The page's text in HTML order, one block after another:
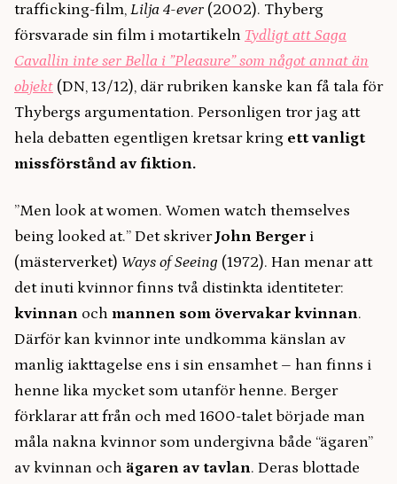
trafficking-film, Lilja 4-ever (2002). Thyberg
försvarade sin film i motartikeln Tydligt att Saga
Cavallin inte ser Bella i ”Pleasure” som något annat än
objekt (DN, 13/12), där rubriken kanske kan få tala för
Thybergs argumentation. Personligen tror jag att
hela debatten egentligen kretsar kring ett vanligt
missförstånd av fiktion.
”Men look at women. Women watch themselves
being looked at.” Det skriverJohn Berger i
(mästerverket) Ways of Seeing (1972). Han menar att
det inuti kvinnor finns två distinkta identiteter:
kvinnan och mannen som övervakar kvinnan.
Därför kan kvinnor inte undkomma känslan av
manlig iakttagelse ens i sin ensamhet – han finns i
henne lika mycket som utanför henne. Berger
förklarar att från och med 1600-talet började man
måla nakna kvinnor som undergivna både “ägaren”
av kvinnan och ägaren av tavlan. Deras blottade